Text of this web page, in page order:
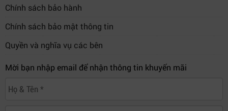
PYXIS Pro
Handle
Có
Blackmagic
Battery Grip
Trung
Chính sách bảo hành
Chính sách bảo mật thông tin
Quyền và nghĩa vụ các bên
Mời bạn nhập email để nhận thông tin khuyến mãi